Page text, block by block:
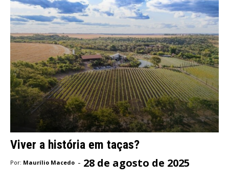
Viver a história em taças?
Por: Maurílio Macedo - 28 de agosto de 2025